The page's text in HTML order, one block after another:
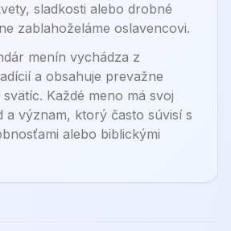
sladkosti alebo drobné
zablahoželáme oslavencovi.
menín vychádza z
a obsahuje prevažne
Každé meno má svoj
a význam, ktorý často súvisí s
alebo biblickými